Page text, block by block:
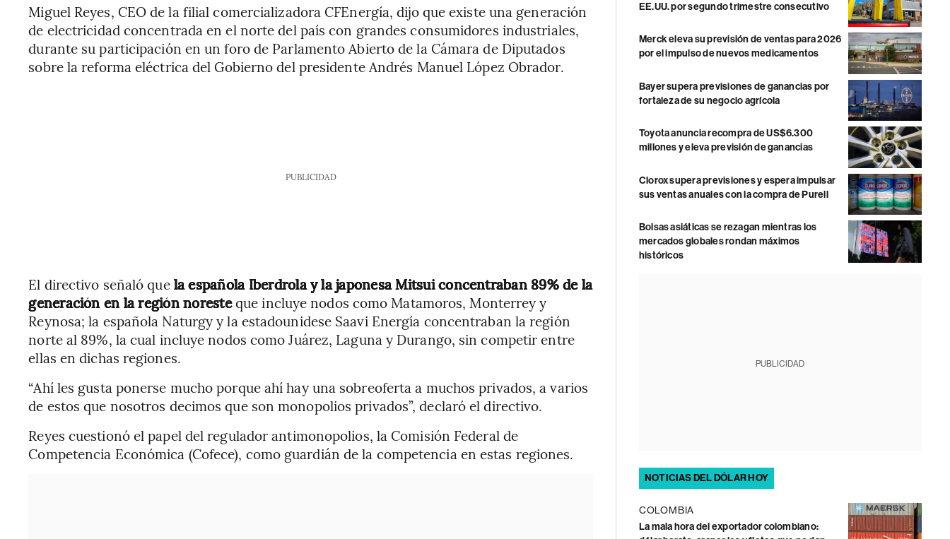
Miguel Reyes, CEO de la filial comercializadora CFEnergía, dijo que existe una generación
de electricidad concentrada en el norte del país con grandes consumidores industriales,
durante su participación en un foro de Parlamento Abierto de la Cámara de Diputados
sobre la reforma eléctrica del Gobierno del presidente Andrés Manuel López Obrador.
PUBLICIDAD
El directivo señaló quela española Iberdrola y la japonesa Mitsui concentraban 89% de la
generación en la región noresteque incluye nodos como Matamoros, Monterrey y
Reynosa; la española Naturgy y la estadounidese Saavi Energía concentraban la región
norte al 89%, la cual incluye nodos como Juárez, Laguna y Durango, sin competir entre
ellas en dichas regiones.
“Ahí les gusta ponerse mucho porque ahí hay una sobreoferta a muchos privados, a varios
de estos que nosotros decimos que son monopolios privados”, declaró el directivo.
Reyes cuestionó el papel del regulador antimonopolios, la Comisión Federal de
Competencia Económica (Cofece), como guardián de la competencia en estas regiones.
EE.UU. por segundo trimestre consecutivo
Merck eleva su previsión de ventas para 2026
por el impulso de nuevos medicamentos
Bayer supera previsiones de ganancias por
fortaleza de su negocio agrícola
Toyota anuncia recompra de US$6.300
millones y eleva previsión de ganancias
Clorox supera previsiones y espera impulsar
sus ventas anuales con la compra de Purell
Bolsas asiáticas se rezagan mientras los
mercados globales rondan máximos
históricos
PUBLICIDAD
NOTICIAS DEL DÓLAR HOY
COLOMBIA
La mala hora del exportador colombiano: